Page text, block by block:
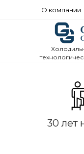
О компании
30 лет